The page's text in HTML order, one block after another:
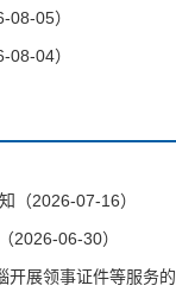
05）
04）
（2026-07-16）
2026-06-30）
开展领事证件等服务